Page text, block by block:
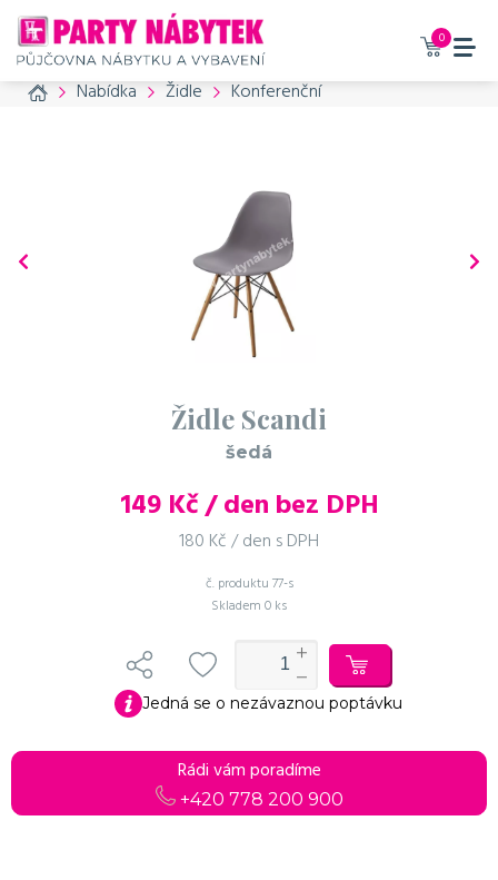
0
Home Nabídka Židle Konferenční
Židle Scandi
šedá
149Kč / den bez DPH
180 Kč / den s DPH
č. produktu 77-s
Skladem 0 ks
Jedná se o nezávaznou poptávku
Rádi vám poradíme
+420 778 200 900
Vaše zboží bylo přidáno do
košíku
Židle Scandi - šedá
Příslušenství, které
doporučujeme také
objednat
šedý kožešinový
50 Kč / den bez DPH